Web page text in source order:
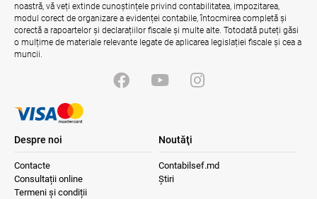
noastră, vă veți extinde cunoștințele privind contabilitatea, impozitarea,
modul corect de organizare a evidenței contabile, întocmirea completă și
corectă a rapoartelor și declarațiilor fiscale și multe alte. Totodată puteți găsi
o mulțime de materiale relevante legate de aplicarea legislației fiscale și cea a
muncii.
Despre noi
Contacte
Consultații online
Termeni și condiții
Noutăţi
Contabilsef.md
Știri